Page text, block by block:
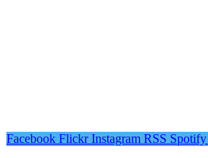
Facebook Flickr Instagram RSS Spotify